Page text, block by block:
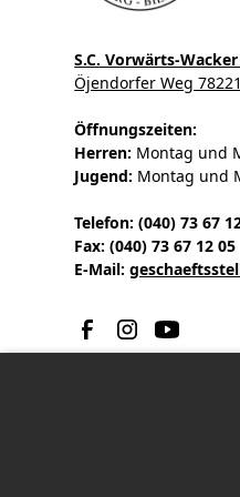
S.C. Vorwärts-
Öjendorfer Weg
Öffnungszeiten:
Herren: Montag und
Jugend: Montag und
Telefon: (040) 73 67
Fax: (040) 73 67 12 05
E-Mail: